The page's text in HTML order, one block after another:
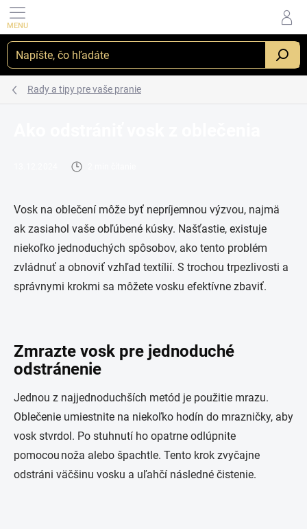
Prejsť
na
obsah
_
Rady a tipy pre vaše pranie
Vosk na oblečení môže byť nepríjemnou výzvou, najmä
ak zasiahol vaše obľúbené kúsky. Našťastie, existuje
niekoľko jednoduchých spôsobov, ako tento problém
zvládnuť a obnoviť vzhľad textílií. S trochou trpezlivosti a
správnymi krokmi sa môžete vosku efektívne zbaviť.
Zmrazte vosk pre jednoduché
odstránenie
Jednou z najjednoduchších metód je použitie mrazu.
Oblečenie umiestnite na niekoľko hodín do mrazničky, aby
vosk stvrdol. Po stuhnutí ho opatrne odlúpnite
pomocou noža alebo špachtle. Tento krok zvyčajne
odstráni väčšinu vosku a uľahčí následné čistenie.